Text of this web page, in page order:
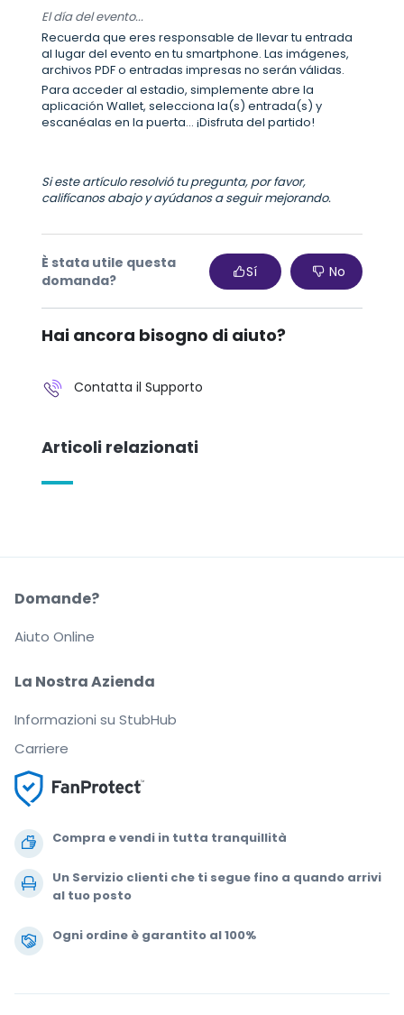
El día del evento...
Recuerda que eres responsable de llevar tu entrada
al lugar del evento en tu smartphone. Las imágenes,
archivos PDF o entradas impresas no serán válidas.
Para acceder al estadio, simplemente abre la
aplicación Wallet, selecciona la(s) entrada(s) y
escanéalas en la puerta... ¡Disfruta del partido!
Si este artículo resolvió tu pregunta, por favor,
califícanos abajo y ayúdanos a seguir mejorando.
È stata utile questa
domanda?
Sí No
Hai ancora bisogno di aiuto?
Contatta il Supporto
Articoli relazionati
Compra e vendi in tutta tranquillità
Un Servizio clienti che ti segue fino a quando arrivi
al tuo posto
Ogni ordine è garantito al 100%
La Nostra Azienda
Informazioni su StubHub
Carriere
Domande?
Aiuto Online